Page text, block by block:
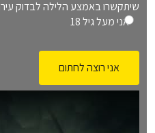
v
r
1
שיתקשרו באמצע הלילה לבדוק
אני מעל גיל 18